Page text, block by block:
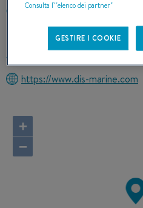
8 RUE DU LAC
10140 MESNIL-SAINT-PERE
https://www.dis-marine.com
+
−
Consulta l’"elenco dei partner"
GESTIRE I COOKIE